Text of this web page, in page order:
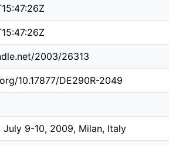
2003/26313
10.17877/DE290R-2049
July 9-10, 2009, Milan, Italy